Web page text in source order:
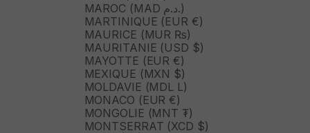
MAROC (MAD د.م.)
MARTINIQUE (EUR €)
MAURICE (MUR ₨)
MAURITANIE (USD $)
MAYOTTE (EUR €)
MEXIQUE (MXN $)
MOLDAVIE (MDL L)
MONACO (EUR €)
MONGOLIE (MNT ₮)
MONTSERRAT (XCD $)